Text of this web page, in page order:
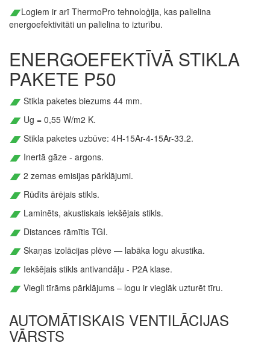
Logiem ir arī ThermoPro tehnoloģija, kas palielina
energoefektivitāti un palielina to izturību.
ENERGOEFEKTĪVĀ STIKLA
PAKETE P50
Stikla paketes biezums 44 mm.
Ug = 0,55 W/m2 K.
Stikla paketes uzbūve: 4H-15Ar-4-15Ar-33.2.
Inertā gāze - argons.
2 zemas emisijas pārklājumi.
Rūdīts ārējais stikls.
Laminēts, akustiskais iekšējais stikls.
Distances rāmītis TGI.
Skaņas izolācijas plēve — labāka logu akustika.
Iekšējais stikls antivandāļu - P2A klase.
Viegli tīrāms pārklājums – logu ir vieglāk uzturēt tīru.
AUTOMĀTISKAIS VENTILĀCIJAS
VĀRSTS